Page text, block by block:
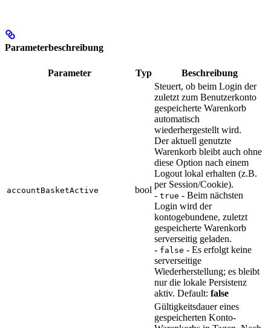
Parameterbeschreibung
Parameter Typ Beschreibung
accountBasketActive bool
Steuert, ob beim Login der
zuletzt zum Benutzerkonto
gespeicherte Warenkorb
automatisch
wiederhergestellt wird.
Der aktuell genutzte
Warenkorb bleibt auch ohne
diese Option nach einem
Logout lokal erhalten (z.B.
per Session/Cookie).
- true - Beim nächsten
Login wird der
kontogebundene, zuletzt
gespeicherte Warenkorb
serverseitig geladen.
- false - Es erfolgt keine
serverseitige
Wiederherstellung; es bleibt
nur die lokale Persistenz
aktiv. Default: false
Gültigkeitsdauer eines
gespeicherten Konto-